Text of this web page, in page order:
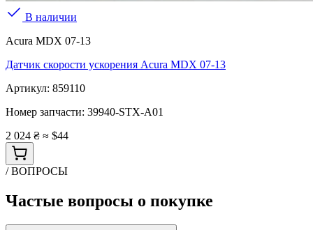
В наличии
Acura MDX 07-13
Датчик скорости ускорения Acura MDX 07-13
Артикул: 859110
Номер запчасти: 39940-STX-A01
2 024 ₴ ≈ $44
/ ВОПРОСЫ
Частые вопросы о покупке